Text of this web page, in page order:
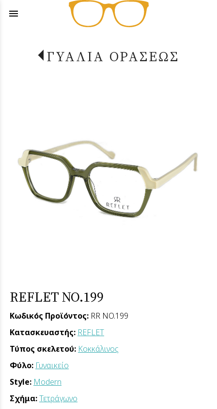
menu
ΓΥΑΛΙΑ ΟΡΑΣΕΩΣ
REFLET NO.199
Κωδικός Προϊόντος: RR NO.199
Κατασκευαστής: REFLET
Τύπος σκελετού: Κοκκάλινος
Φύλο: Γυναικείο
Style: Modern
Σχήμα:Τετράγωνο